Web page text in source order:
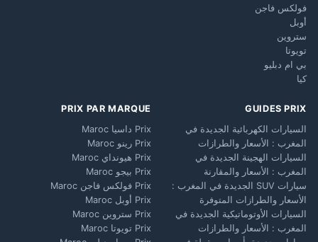
فولكس فاجن
أوبل
ستروين
تويوتا
بي ام دبليو
كيا
GUIDES PRIX
السيارات الكهربائية الجديدة في
المغرب : الأسعار والطرازات
السيارات الهجينة الجديدة في
المغرب : الأسعار والمقارنة
سيارات SUV الجديدة في المغرب :
الأسعار والطرازات المتوفرة
السيارات الأوتوماتيكية الجديدة في
المغرب : الأسعار والطرازات
PRIX PAR MARQUE
Prix داسيا Maroc
Prix رينو Maroc
Prix هيونداي Maroc
Prix بيجو Maroc
Prix فولكس فاجن Maroc
Prix أوبل Maroc
Prix ستروين Maroc
Prix تويوتا Maroc